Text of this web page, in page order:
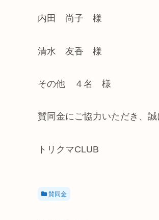
内田 尚子 様
清水 友香 様
その他 ４名 様
賛同金にご協力いただき、
トリクマCLUB
賛同金